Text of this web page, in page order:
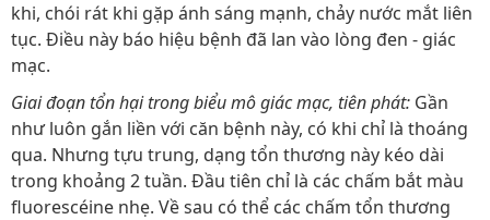
khi, chói rát khi gặp ánh sáng mạnh, chảy nước mắt liên
tục. Điều này báo hiệu bệnh đã lan vào lòng đen - giác
mạc.
Giai đoạn tổn hại trong biểu mô giác mạc, tiên phát: Gần
như luôn gắn liền với căn bệnh này, có khi chỉ là thoáng
qua. Nhưng tựu trung, dạng tổn thương này kéo dài
trong khoảng 2 tuần. Đầu tiên chỉ là các chấm bắt màu
fluorescéine nhẹ. Về sau có thể các chấm tổn thương